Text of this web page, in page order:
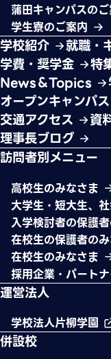
蒲田キャンパスの
学生寮のご案内
学校紹介 就職・
学費・奨学金
特
News＆Topics
オープンキャンパ
交通アクセス
資
理事長ブログ
訪問者別メニュー
高校生のみなさま
大学生・短大生、
入学検討者の保護
在校生の保護者の
在校生のみなさま
採用企業・パート
運営法人
学校法人片柳学園
併設校